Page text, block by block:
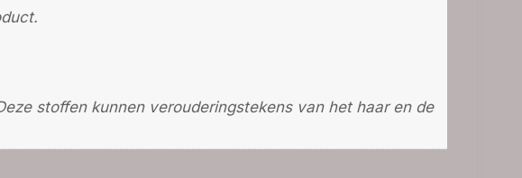
stoffen kunnen verouderingstekens van het haar en de